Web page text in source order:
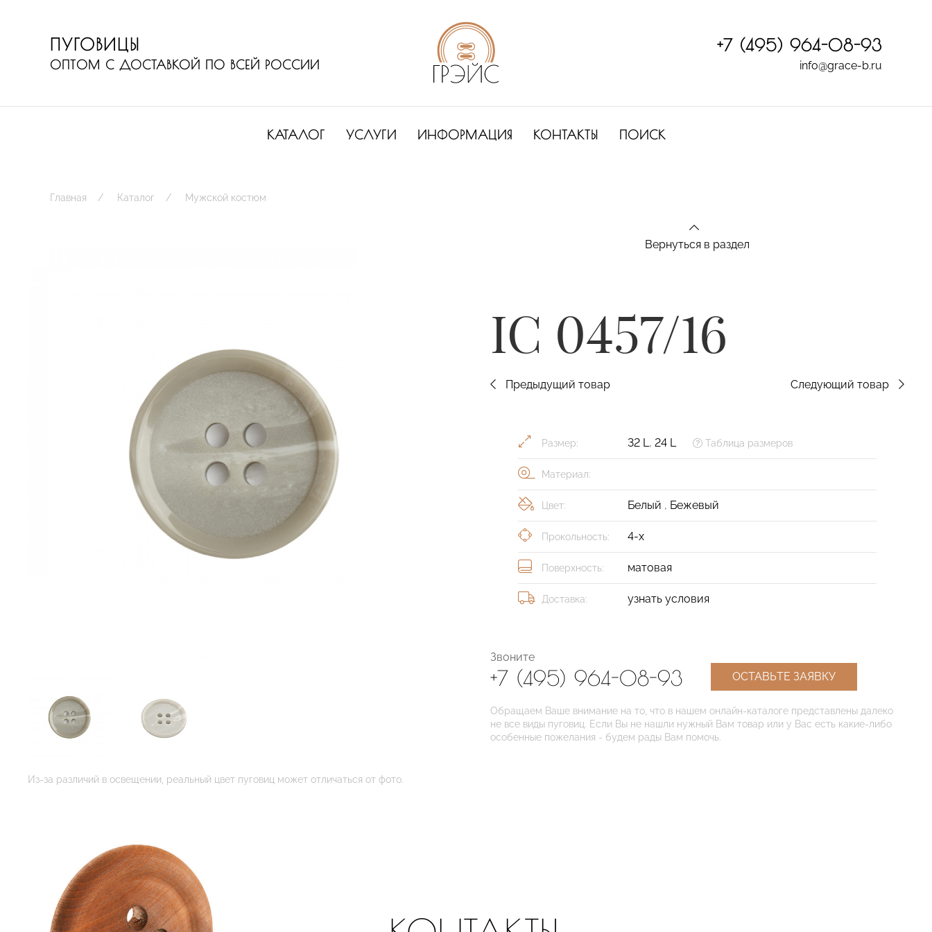
ПУГОВИЦЫ
ОПТОМ С ДОСТАВКОЙ ПО ВСЕЙ РОССИИ
+7 (495) 964-08-93
info@grace-b.ru
КАТАЛОГ УСЛУГИ ИНФОРМАЦИЯ КОНТАКТЫ ПОИСК
Главная Каталог Мужской костюм
Из-за различий в освещении, реальный цвет пуговиц может отличаться от фото.
Вернуться в раздел
IC 0457/16
Предыдущий товар Следующий товар
Размер: 32 L, 24 L Таблица размеров
Материал:
Цвет: Белый , Бежевый
Прокольность: 4-х
Поверхность: матовая
Доставка: узнать условия
Звоните
+7 (495) 964-08-93 ОСТАВЬТЕ ЗАЯВКУ
Обращаем Ваше внимание на то, что в нашем онлайн-каталоге представлены далеко
не все виды пуговиц. Если Вы не нашли нужный Вам товар или у Вас есть какие-либо
особенные пожелания - будем рады Вам помочь.